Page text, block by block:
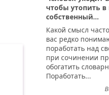
чтобы утопить в
собственный...
Какой смысл
вас редко
поработать над
при сочинении
обогатить
Поработать...